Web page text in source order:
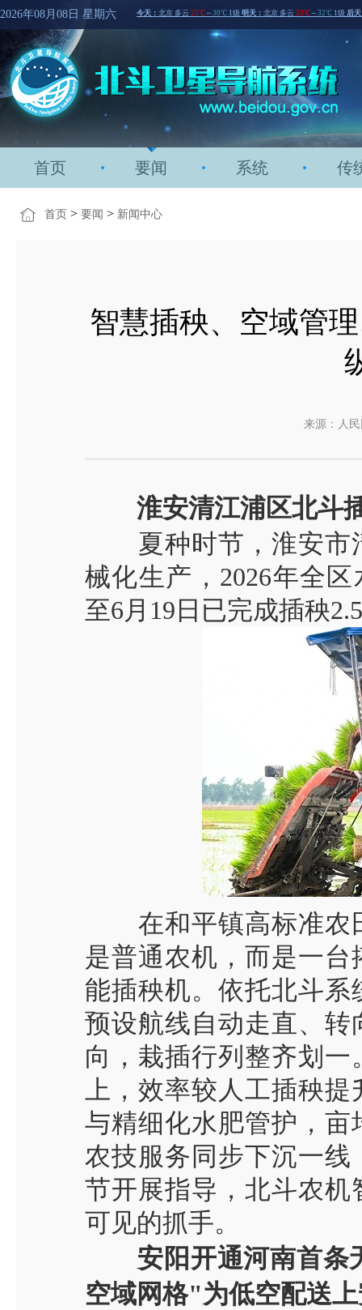
2026年08月08日 星期六
首页 要闻 系统 传
首页 > 要闻 > 新闻中心
智慧插秧、空域管
来源：人
淮安清江浦区北斗
夏种时节，淮安市
械化生产， 2026年全区
至6月 19 日已完成插秧2.5
在和平镇高标准农
是普通农机，而是一
能插秧机。依托北斗
预设航线自动走直、
向，栽插行列整齐划
上，效率较人工插秧提
与精细化水肥管护，亩
农技服务同步下沉一
节开展指导，北斗农
可见的抓手。
安阳开通河南首条
空域网格"为低空配送